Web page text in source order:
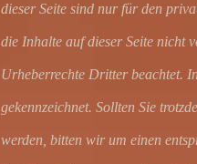
dieser Seite sind nur für den
die Inhalte auf dieser Seite nicht
Urheberrechte Dritter beachtet.
gekennzeichnet. Sollten Sie
werden, bitten wir um einen